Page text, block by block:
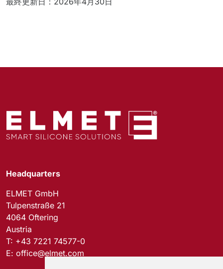
Headquarters
ELMET GmbH
Tulpenstraße 21
4064 Oftering
Austria
T: +43 7221 74577-0
E: office@elmet.com